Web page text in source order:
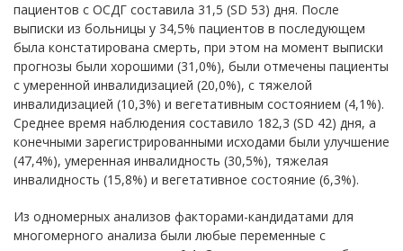
пациентов с ОСДГ составила 31,5 (SD 53) дня. После
выписки из больницы у 34,5% пациентов в последующем
была констатирована смерть, при этом на момент выписки
прогнозы были хорошими (31,0%), были отмечены пациенты
с умеренной инвалидизацией (20,0%), с тяжелой
инвалидизацией (10,3%) и вегетативным состоянием (4,1%).
Среднее время наблюдения составило 182,3 (SD 42) дня, а
конечными зарегистрированными исходами были улучшение
(47,4%), умеренная инвалидность (30,5%), тяжелая
инвалидность (15,8%) и вегетативное состояние (6,3%).
Из одномерных анализов факторами-кандидатами для
многомерного анализа были любые переменные с